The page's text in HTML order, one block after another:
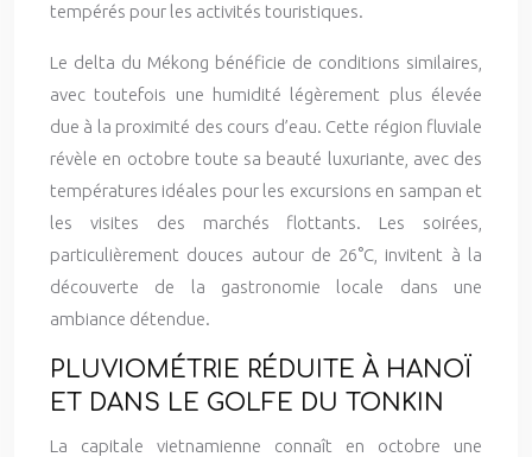
tempérés pour les activités touristiques.
Le delta du Mékong bénéficie de conditions similaires,
avec toutefois une humidité légèrement plus élevée
due à la proximité des cours d’eau. Cette région fluviale
révèle en octobre toute sa beauté luxuriante, avec des
températures idéales pour les excursions en sampan et
les visites des marchés flottants. Les soirées,
particulièrement douces autour de 26°C, invitent à la
découverte de la gastronomie locale dans une
ambiance détendue.
PLUVIOMÉTRIE RÉDUITE À HANOÏ
ET DANS LE GOLFE DU TONKIN
La capitale vietnamienne connaît en octobre une